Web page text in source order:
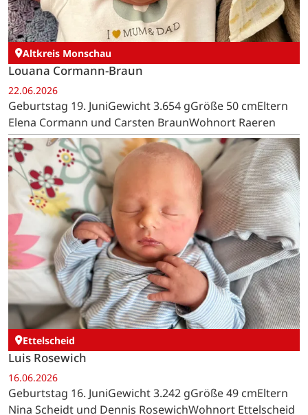
Altkreis Monschau
Louana Cormann-Braun
22.06.2026
Geburtstag 19. JuniGewicht 3.654 gGröße 50 cmEltern
Elena Cormann und Carsten BraunWohnort Raeren
Ettelscheid
Luis Rosewich
16.06.2026
Geburtstag 16. JuniGewicht 3.242 gGröße 49 cmEltern
Nina Scheidt und Dennis RosewichWohnort Ettelscheid